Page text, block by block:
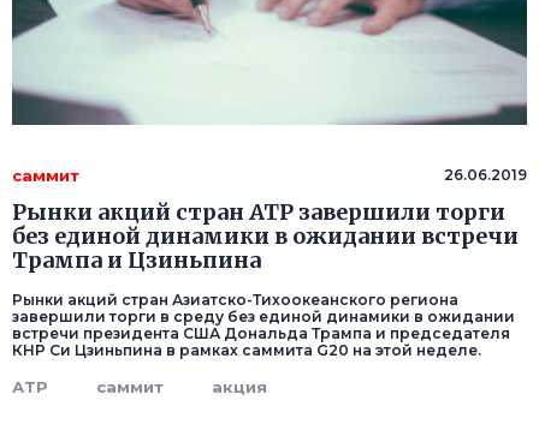
саммит 26.06.2019
Рынки акций стран АТР завершили торги
без единой динамики в ожидании встречи
Трампа и Цзиньпина
Рынки акций стран Азиатско-Тихоокеанского региона
завершили торги в среду без единой динамики в ожидании
встречи президента США Дональда Трампа и председателя
КНР Си Цзиньпина в рамках саммита G20 на этой неделе.
АТР саммит акция